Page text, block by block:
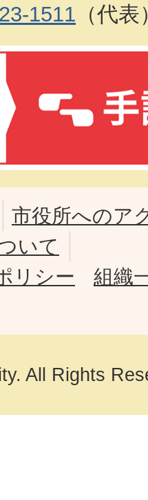
1511 （代表
市役所へのア
いて
リシー
組織
All Rights